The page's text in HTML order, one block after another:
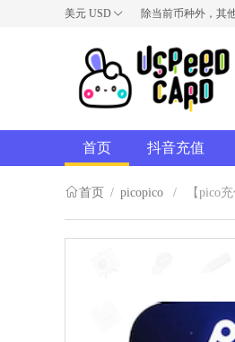
美元 USD
USD
AUD
NZD
除当前币种外，其
首页 抖音充值
首页 / picopico / 【pico